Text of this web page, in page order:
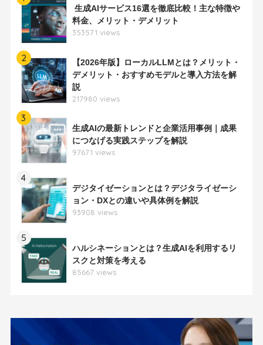
生成AIサービス16選を徹底比較！主な特徴や
料金、メリット・デメリット
353571 views
2
【2026年版】ローカルLLMとは？メリット・
デメリット・おすすめモデルと導入方法を解
説
217980 views
3
生成AIの最新トレンドと企業活用事例｜成果
につなげる実践ステップを解説
97671 views
4
デジタイゼーションとは？デジタライゼーシ
ョン・DXとの違いや具体例を解説
93908 views
5
ハルシネーションとは？生成AIを利用するリ
スクと対策を考える
85667 views